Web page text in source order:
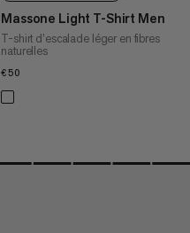
Massone Light T-Shirt Men
T-shirt d’escalade léger en fibres
naturelles
€50